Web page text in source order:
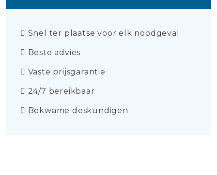
Snel ter plaatse voor elk noodgeval
Beste advies
Vaste prijsgarantie
24/7 bereikbaar
Bekwame deskundigen